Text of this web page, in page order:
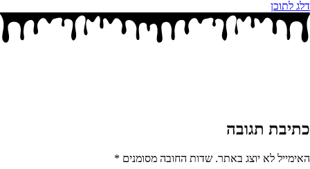
דלג לתוכן
כתיבת תגובה
האימייל לא יוצג באתר. שדות החובה מסומנים *